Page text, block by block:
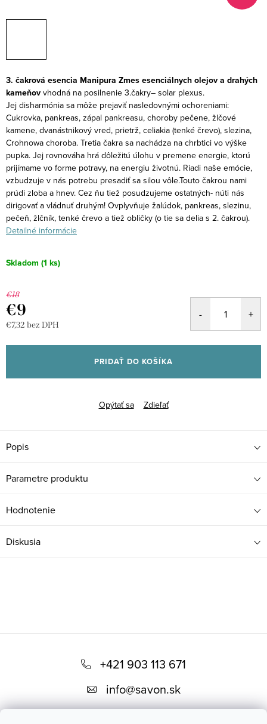
3. čakrová esencia Manipura Zmes esenciálnych olejov a drahých
kameňov vhodná na posilnenie 3.čakry– solar plexus.
Jej disharmónia sa môže prejaviť nasledovnými ochoreniami:
Cukrovka, pankreas, zápal pankreasu, choroby pečene, žlčové
kamene, dvanástnikový vred, prietrž, celiakia (tenké črevo), slezina,
Crohnowa choroba. Tretia čakra sa nachádza na chrbtici vo výške
pupka. Jej rovnováha hrá dôležitú úlohu v premene energie, ktorú
prijímame vo forme potravy, na energiu životnú. Riadi naše emócie,
vzbudzuje v nás potrebu presadiť sa silou vôle.Touto čakrou nami
prúdi zloba a hnev. Cez ňu tiež posudzujeme ostatných- núti nás
dirigovať a vládnuť druhým! Ovplyvňuje žalúdok, pankreas, slezinu,
pečeň, žlčník, tenké črevo a tiež obličky (o tie sa delia s 2. čakrou).
Detailné informácie
Skladom (1 ks)
€18
€9
€7,32 bez DPH
cena:
PRIDAŤ DO KOŠÍKA
Opýtať sa Zdieľať
Popis
Parametre produktu
Hodnotenie
Diskusia
ä
+421 903 113 671
info@savon.sk